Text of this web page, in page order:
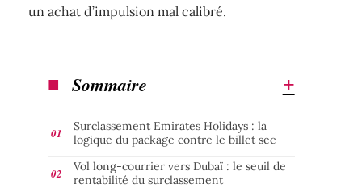
un achat d’impulsion mal calibré.
Sommaire
Surclassement Emirates Holidays : la
logique du package contre le billet sec
Vol long-courrier vers Dubaï : le seuil de
rentabilité du surclassement